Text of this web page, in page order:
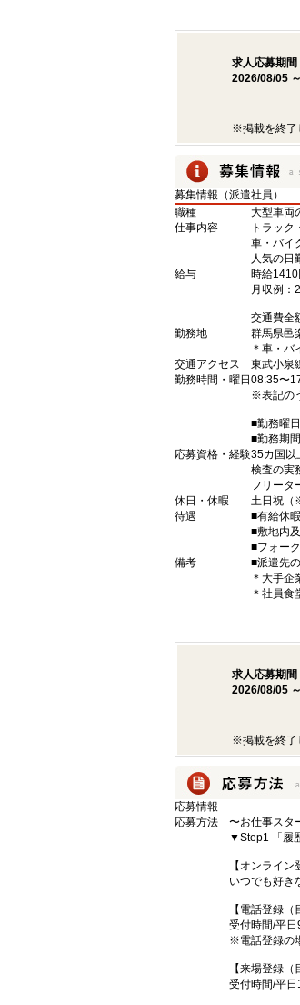
求人応募期間
2026/08/05
※掲載を終了
募集情報（派遣社員）
職種
大型車両
仕事内容
トラック
車・バイ
人気の日
給与
時給1410
月収例：
交通費全
勤務地
群馬県邑
＊車・バ
交通アクセス
東武小泉
勤務時間・曜日 08:35〜
※表記の
■勤務
■勤務期
応募資格・経験35カ国以
検査の実
フリータ
休日・休暇
土日祝（
待遇
■有給休
■敷地内
■フォー
備考
■派遣先
＊大手企
＊社員食
求人応募期間
2026/08/05
※掲載を終了
応募情報
応募方法
〜お仕事スタ
▼Step1 「履
【オンライン
いつでも好き
【電話登録（
受付時間/平
※電話登録の
【来場登録（
受付時間/平